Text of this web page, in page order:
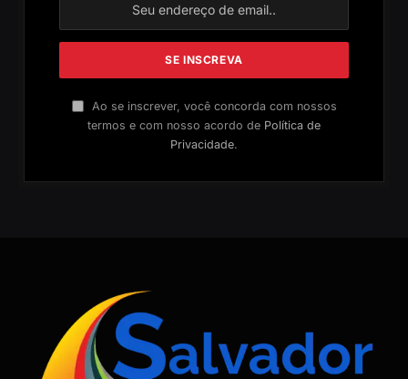
Ao se inscrever, você concorda com nossos
termos e com nosso acordo de Política de
Privacidade.